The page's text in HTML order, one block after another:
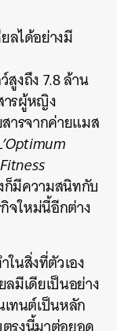
ลได้อย่างมี
งถึง 7.8 ล้าน
ารผู้หญิง
ารจากค่ายแมส
ก็มีความสนิทกับ
จใหม่นี้อีกต่าง
ในสิ่งที่ตัวเอง
มีเดียเป็นอย่าง
ทนต์เป็นหลัก